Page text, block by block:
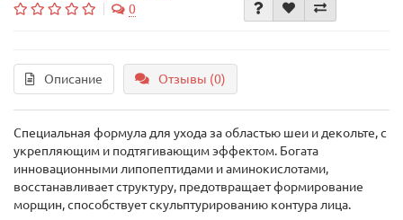
0
Описание Отзывы (0)
Специальная формула для ухода за областью шеи и декольте, с
укрепляющим и подтягивающим эффектом. Богата
инновационными липопептидами и аминокислотами,
восстанавливает структуру, предотвращает формирование
морщин, способствует скульптурированию контура лица.